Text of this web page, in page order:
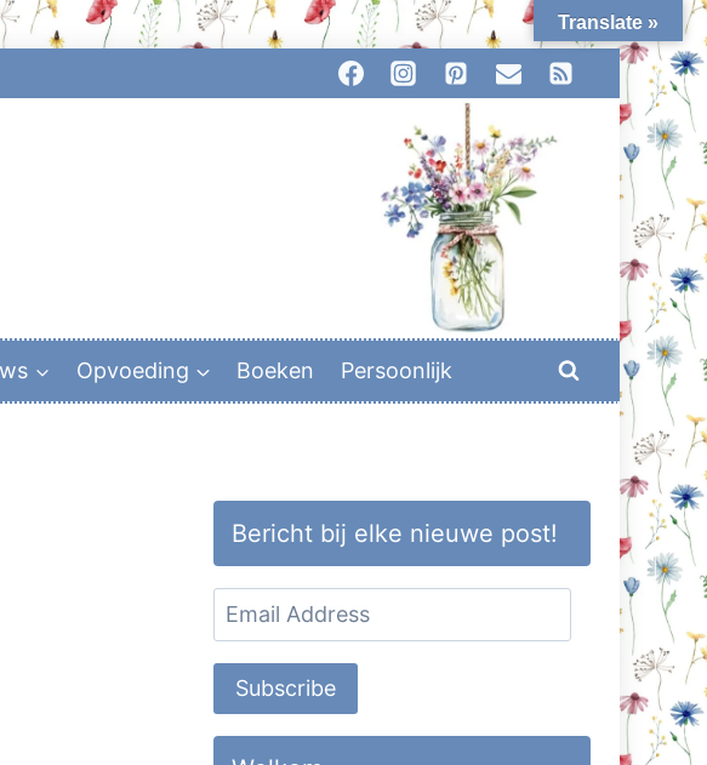
Opvoeding Boeken Persoonlijk
Bericht bij elke nieuwe post!
Email
Address
Subscribe
Translate »